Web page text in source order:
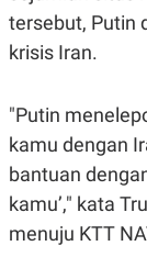
E
T
A
K
T
E
N
P
A
P
R
V
E
T
S
I
N
tersebut, Putin
krisis Iran.
"Putin
kamu dengan
bantuan
kamu’," kata
menuju KTT